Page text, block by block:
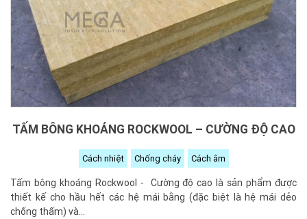
TẤM BÔNG KHOÁNG ROCKWOOL – CƯỜNG ĐỘ CAO
Cách nhiệt Chống cháy Cách âm
Tấm bông khoáng Rockwool - Cường độ cao là sản phẩm được
thiết kế cho hầu hết các hệ mái bằng (đặc biệt là hệ mái dẻo
chống thấm) và...